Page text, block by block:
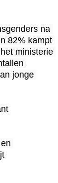
na
82% kampt
ministerie
jonge